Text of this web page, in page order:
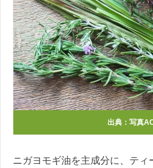
出典： 写真
ニガヨモギ油を主成分に、ティ